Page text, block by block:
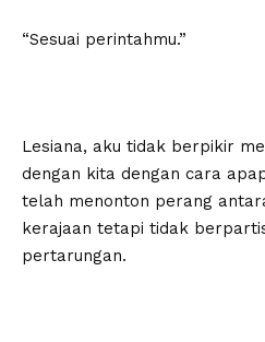
“Sesuai perintahmu.”
Lesiana, aku tidak berpikir
dengan kita dengan cara
telah menonton perang
kerajaan tetapi tidak
pertarungan.